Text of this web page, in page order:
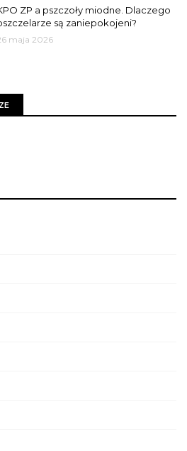
ZP a pszczoły miodne. Dlaczego
są zaniepokojeni?
maja 2026